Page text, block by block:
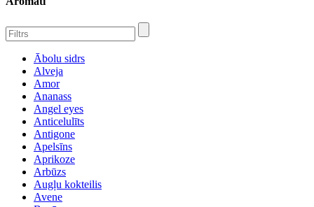
Ābolu sidrs
Alveja
Amor
Ananass
Angel eyes
Anticelulīts
Antigone
Apelsīns
Aprikoze
Arbūzs
Augļu kokteilis
Avene